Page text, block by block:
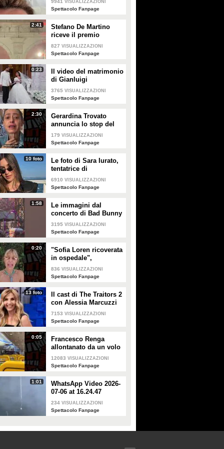
creme solari
9941 VISUALIZZAZIONI
Spettacolo Fanpage
2:41
Stefano De Martino
riceve il premio
intitolato al padre
Enrico
827 VISUALIZZAZIONI
Spettacolo Fanpage
0:23
Il video del matrimonio
di Gianluigi
Donnarumma e Alessia
Elefante
3765 VISUALIZZAZIONI
Spettacolo Fanpage
2:30
Gerardina Trovato
annuncia lo stop del
tour per problemi di
salute
179 VISUALIZZAZIONI
Spettacolo Fanpage
10 foto
Le foto di Sara Iurato,
tentatrice di
Temptation Island 2026
6910 VISUALIZZAZIONI
Spettacolo Fanpage
1:58
Le immagini dal
concerto di Bad Bunny
a Milano
3195 VISUALIZZAZIONI
Spettacolo Fanpage
0:20
"Sofia Loren ricoverata
in ospedale",
Alessandra Mussolini
smentisce: "È serena e
836 VISUALIZZAZIONI
Spettacolo Fanpage
13 foto
Il cast di The Traitors 2
con Alessia Marcuzzi
7153 VISUALIZZAZIONI
Spettacolo Fanpage
0:05
Francesco Renga
allontanato da un volo
Ryanair dopo una
discussione con gli
12083 VISUALIZZAZIONI
Spettacolo Fanpage
1:01
WhatsApp Video 2026-
07-06 at 16.24.47
234 VISUALIZZAZIONI
Spettacolo Fanpage